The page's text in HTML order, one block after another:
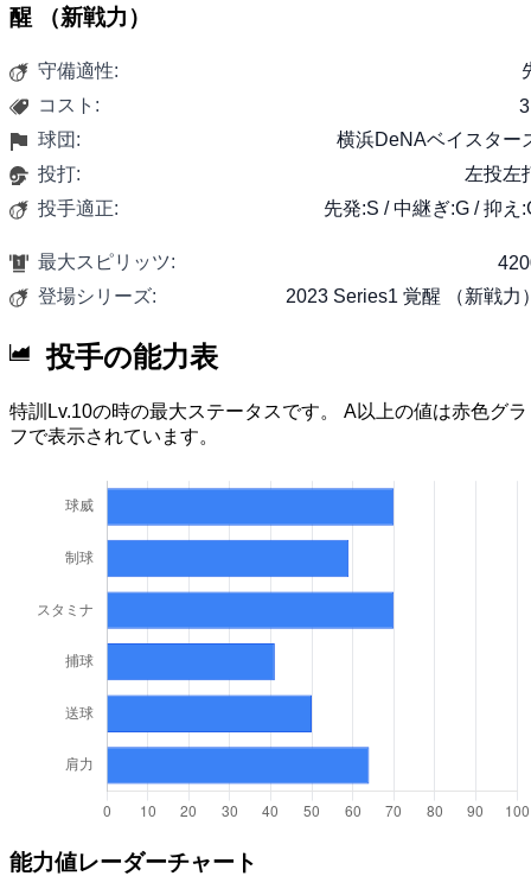
醒 （新戦力）
守備適性:
コスト:
球団:
横浜DeNAベイスター
投打:
左投左
投手適正:
先発:S / 中継ぎ:G / 抑え
最大スピリッツ:
登場シリーズ:
2023 Series1 覚醒 （新戦力
投手の能力表
特訓Lv.10の時の最大ステータスです。 A以上の値は赤色グラ
フで表示されています。
能力値レーダーチャート